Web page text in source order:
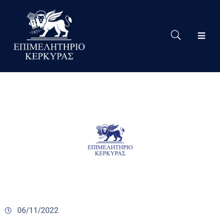
Το
Eπιμελητήριο
06/11/2022